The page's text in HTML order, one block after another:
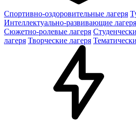
Спортивно-оздоровительные лагеря
Интеллектуально-развивающие лагеря
Сюжетно-ролевые лагеря
лагеря Творческие лагеря